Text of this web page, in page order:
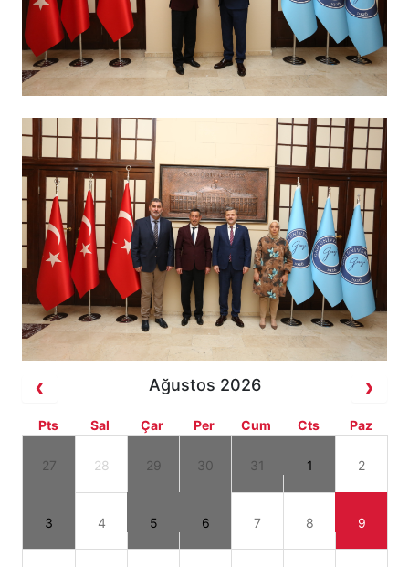
Ağustos 2026
Pts Sal Çar Per Cum Cts Paz
27 28 29 30 31 1 2
3 4 5 6 7 8 9